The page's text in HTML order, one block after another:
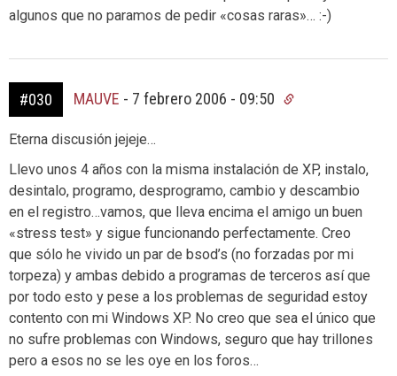
algunos que no paramos de pedir «cosas raras»… :-)
#030 MAUVE - 7 febrero 2006 - 09:50
Eterna discusión jejeje…
Llevo unos 4 años con la misma instalación de XP, instalo,
desintalo, programo, desprogramo, cambio y descambio
en el registro…vamos, que lleva encima el amigo un buen
«stress test» y sigue funcionando perfectamente. Creo
que sólo he vivido un par de bsod’s (no forzadas por mi
torpeza) y ambas debido a programas de terceros así que
por todo esto y pese a los problemas de seguridad estoy
contento con mi Windows XP. No creo que sea el único que
no sufre problemas con Windows, seguro que hay trillones
pero a esos no se les oye en los foros…